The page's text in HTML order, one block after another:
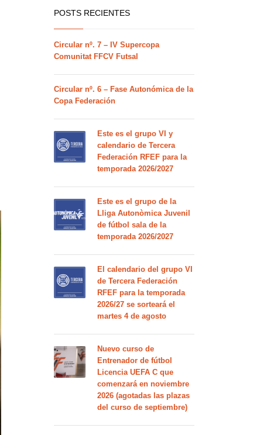
POSTS RECIENTES
Circular nº. 7 – IV Supercopa
Comunitat FFCV Futsal
Circular nº. 6 – Fase Autonómica de la
Copa Federación
Este es el grupo VI y
calendario de Tercera
Federación RFEF para la
temporada 2026/2027
Este es el grupo de la
Lliga Autonòmica Juvenil
de fútbol sala de la
temporada 2026/2027
El calendario del grupo VI
de Tercera Federación
RFEF para la temporada
2026/27 se sorteará el
martes 4 de agosto
Nuevo curso de
Entrenador de fútbol
Licencia UEFA C que
comenzará en noviembre
2026 (agotadas las plazas
del curso de septiembre)